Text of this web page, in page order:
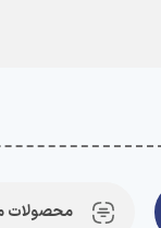
محصولات